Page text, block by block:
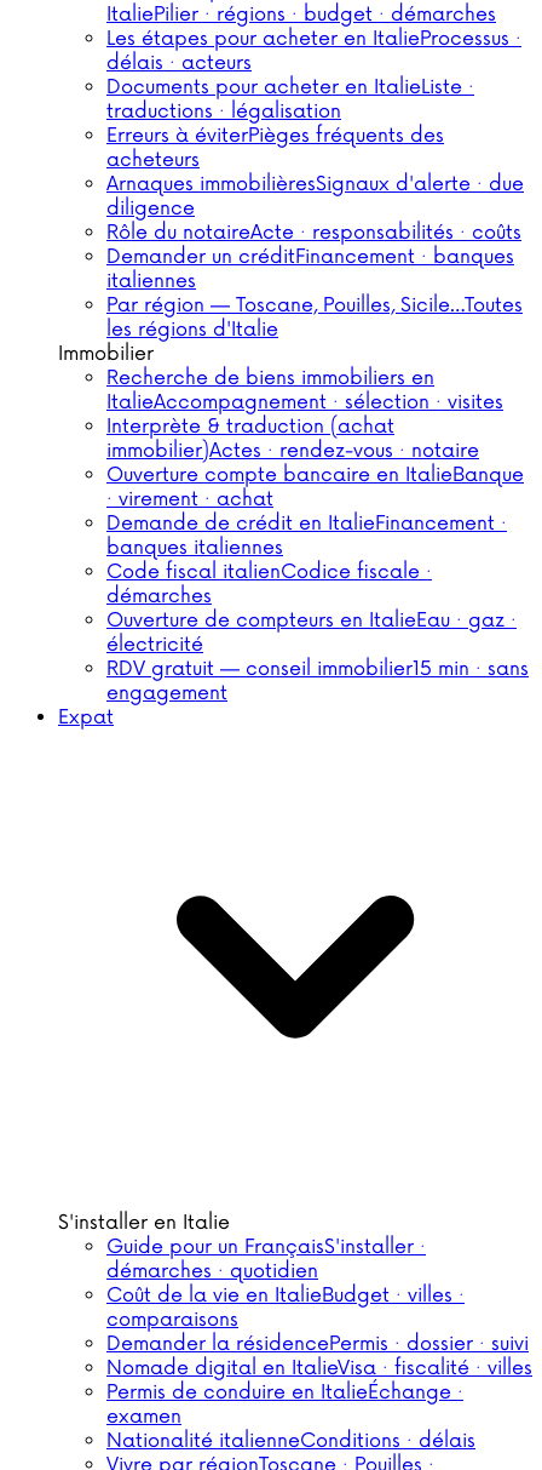
ItaliePilier · régions · budget · démarches
Les étapes pour acheter en ItalieProcessus ·
délais · acteurs
Documents pour acheter en ItalieListe ·
traductions · légalisation
Erreurs à éviterPièges fréquents des
acheteurs
Arnaques immobilièresSignaux d'alerte · due
diligence
Rôle du notaireActe · responsabilités · coûts
Demander un créditFinancement · banques
italiennes
Par région — Toscane, Pouilles, Sicile…Toutes
les régions d'Italie
Immobilier
Recherche de biens immobiliers en
ItalieAccompagnement · sélection · visites
Interprète & traduction (achat
immobilier)Actes · rendez-vous · notaire
Ouverture compte bancaire en ItalieBanque
· virement · achat
Demande de crédit en ItalieFinancement ·
banques italiennes
Code fiscal italienCodice fiscale ·
démarches
Ouverture de compteurs en ItalieEau · gaz ·
électricité
RDV gratuit — conseil immobilier15 min · sans
engagement
Expat
S'installer en Italie
Guide pour un FrançaisS'installer ·
démarches · quotidien
Coût de la vie en ItalieBudget · villes ·
comparaisons
Demander la résidencePermis · dossier · suivi
Nomade digital en ItalieVisa · fiscalité · villes
Permis de conduire en ItalieÉchange ·
examen
Nationalité italienneConditions · délais
Vivre par régionToscane · Pouilles ·